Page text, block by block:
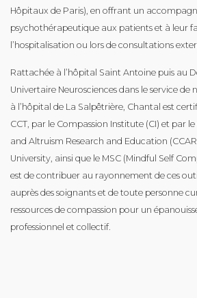
Hôpitaux de Paris), en offrant un
psychothérapeutique aux patients et à leur
l’hospitalisation ou lors de consultations
Rattachée à l’hôpital Saint Antoine puis au
Univertaire Neurosciences dans le service de
à l’hôpital de La Salpêtrière, Chantal est
CCT, par le Compassion Institute (CI) et par
and Altruism Research and Education
University, ainsi que le MSC (Mindful Self
est de contribuer au rayonnement de ces
auprès des soignants et de toute personne
ressources de compassion pour un
professionnel et collectif.